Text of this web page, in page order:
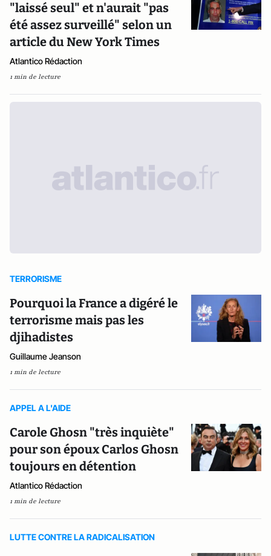
"laissé seul" et n'aurait "pas
été assez surveillé" selon un
article du New York Times
Atlantico Rédaction
1 min de lecture
TERRORISME
Pourquoi la France a digéré le
terrorisme mais pas les
djihadistes
Guillaume Jeanson
1 min de lecture
APPEL A L'AIDE
Carole Ghosn "très inquiète"
pour son époux Carlos Ghosn
toujours en détention
Atlantico Rédaction
1 min de lecture
LUTTE CONTRE LA RADICALISATION